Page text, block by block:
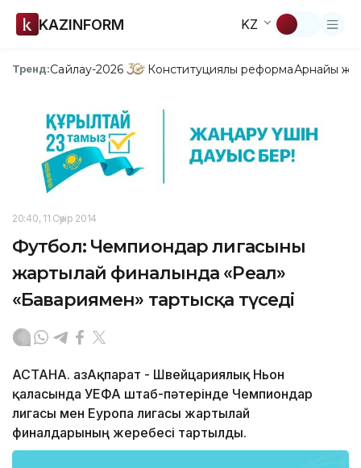
KAZINFORM KZ
Тренд:Сайлау-2026 Конституциялық реформаАрнайы
20:40, 11 Сәуір 2014
Футбол: Чемпиондар лигасының
жартылай финалында «Реал»
«Бавариямен» тартысқа түседі
АСТАНА. ҚазАқпарат - Швейцариялық Ньон
қаласында УЕФА штаб-пәтерінде Чемпиондар
лигасы мен Еуропа лигасы жартылай
финалдарының жеребесі тартылды.